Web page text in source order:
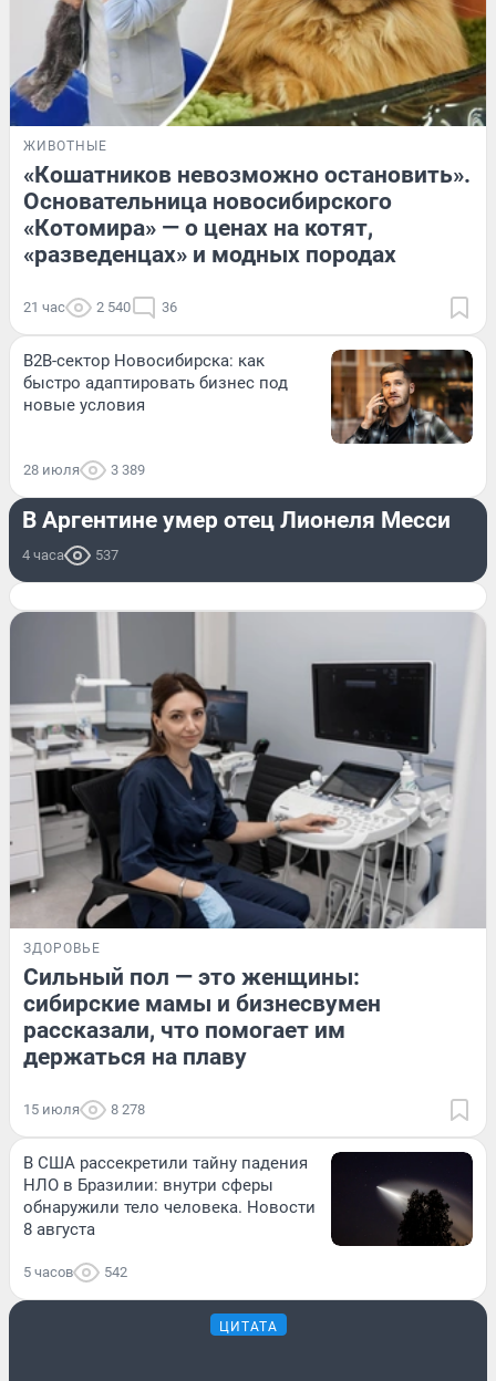
ЖИВОТНЫЕ
«Кошатников невозможно остановить».
Основательница новосибирского
«Котомира» — о ценах на котят,
«разведенцах» и модных породах
21 час 2 540 36
B2B-сектор Новосибирска: как
быстро адаптировать бизнес под
новые условия
28 июля 3 389
В Аргентине умер отец Лионеля Месси
4 часа 537
ЗДОРОВЬЕ
Сильный пол — это женщины:
сибирские мамы и бизнесвумен
рассказали, что помогает им
держаться на плаву
15 июля 8 278
В США рассекретили тайну падения
НЛО в Бразилии: внутри сферы
обнаружили тело человека. Новости
8 августа
5 часов 542
ЦИТАТА